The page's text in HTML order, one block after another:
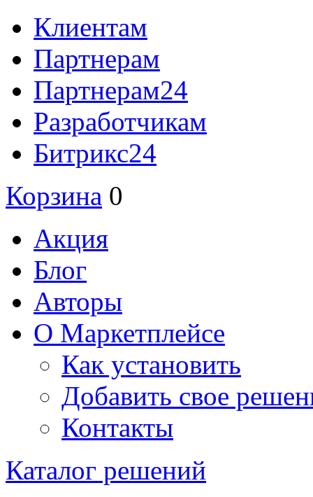
Клиентам
Партнерам
Партнерам24
Разработчикам
Битрикс24
Корзина 0
Акция
Блог
Авторы
О Маркетплейсе
Как установить
Добавить свое
Контакты
Каталог решений